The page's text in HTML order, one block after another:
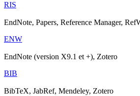
RIS
EndNote, Papers, Reference Manager,
ENW
EndNote (version X9.1 et +), Zotero
BIB
BibTeX, JabRef, Mendeley, Zotero